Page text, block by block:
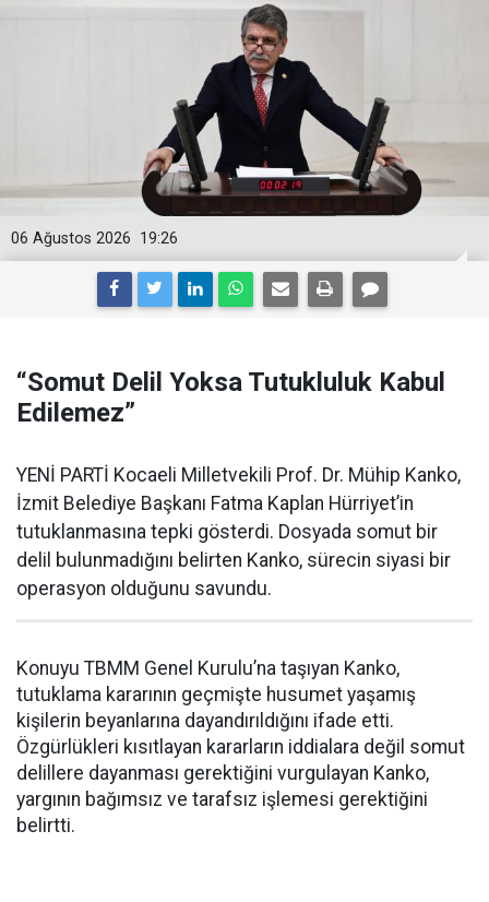
19:26
06 Ağustos 2026
“Somut Delil Yoksa Tutukluluk Kabul
Edilemez”
YENİ PARTİ Kocaeli Milletvekili Prof. Dr. Mühip Kanko,
İzmit Belediye Başkanı Fatma Kaplan Hürriyet’in
tutuklanmasına tepki gösterdi. Dosyada somut bir
delil bulunmadığını belirten Kanko, sürecin siyasi bir
operasyon olduğunu savundu.
Konuyu TBMM Genel Kurulu’na taşıyan Kanko,
tutuklama kararının geçmişte husumet yaşamış
kişilerin beyanlarına dayandırıldığını ifade etti.
Özgürlükleri kısıtlayan kararların iddialara değil somut
delillere dayanması gerektiğini vurgulayan Kanko,
yargının bağımsız ve tarafsız işlemesi gerektiğini
belirtti.